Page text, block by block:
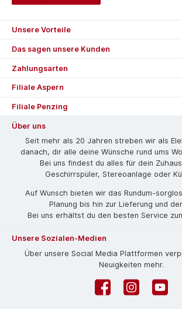
Unsere Vorteile
Das sagen unsere Kunden
Zahlungsarten
Filiale Aspern
Filiale Penzing
Über uns
Seit mehr als 20 Jahren streben wir als
danach, dir alle deine Wünsche rund ums
Bei uns findest du alles für dein
Geschirrspüler, Stereoanlage oder
Auf Wunsch bieten wir das Rund­um-
Planung bis hin zur Lieferung und
Bei uns erhältst du den besten Service
Unsere Sozialen-Medien
Über unsere Social Media Plattformen
Neuigkeiten mehr.
FacebookInstagramYouTube